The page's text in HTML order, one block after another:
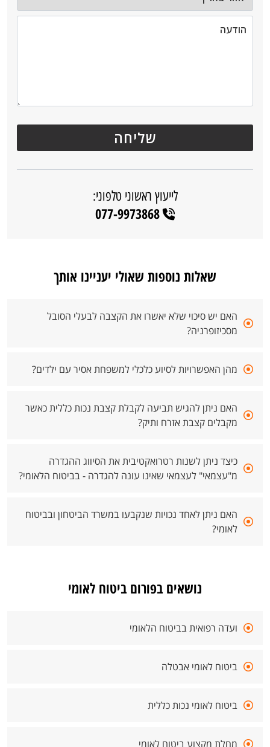
לייעוץ ראשוני טלפוני:
077-9973868
שאלות נוספות שאולי יעניינו אותך
האם יש סיכוי שלא יאשרו את הקצבה לבעלי הסובל
מסכיזופרניה?
מהן האפשרויות לסיוע כלכלי למשפחת אסיר עם ילדים?
האם ניתן להגיש תביעה לקבלת קצבת נכות כללית כאשר
מקבלים קצבת אזרח ותיק?
כיצד ניתן לשנות רטרואקטיבית את הסיווג ההגדרה
מ"עצמאי" לעצמאי שאינו עונה להגדרה - בביטוח הלאומי?
האם ניתן לאחד נכויות שנקבעו במשרד הביטחון ובביטוח
לאומי?
נושאים בפורום ביטוח לאומי
ועדה רפואית בביטוח הלאומי
ביטוח לאומי אבטלה
ביטוח לאומי נכות כללית
מחלת מקצוע ביטוח לאומי